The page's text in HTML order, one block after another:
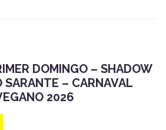
DOMINGO – SHADOW
SARANTE – CARNAVAL
2026